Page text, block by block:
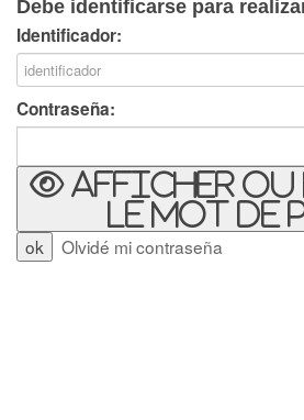
Debe identificarse para
Identificador:
Contraseña:
Afficher ou
le mot de
Olvidé mi contraseña